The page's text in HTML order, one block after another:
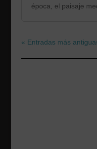
época, el paisaje
« Entradas más